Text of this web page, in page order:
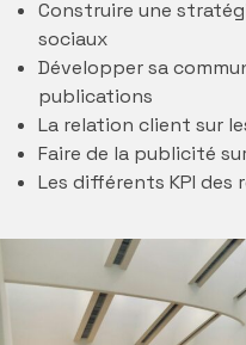
Construire une
sociaux
Développer sa
publications
La relation client sur
Faire de la publicité
Les différents KPI des